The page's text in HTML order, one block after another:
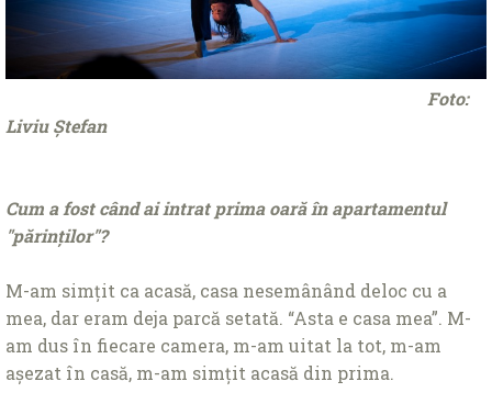
Foto:
Liviu Ștefan
Cum a fost când ai intrat prima oară în apartamentul
"părinților"?
M-am simțit ca acasă, casa nesemânând deloc cu a
mea, dar eram deja parcă setată. “Asta e casa mea”. M-
am dus în fiecare camera, m-am uitat la tot, m-am
așezat în casă, m-am simțit acasă din prima.